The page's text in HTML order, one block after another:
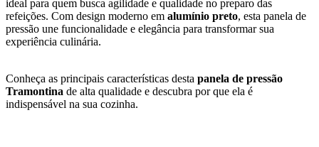
ideal para quem busca agilidade e qualidade no preparo das
refeições. Com design moderno em alumínio preto, esta panela de
pressão une funcionalidade e elegância para transformar sua
experiência culinária.
Conheça as principais características desta panela de pressão
Tramontina de alta qualidade e descubra por que ela é
indispensável na sua cozinha.